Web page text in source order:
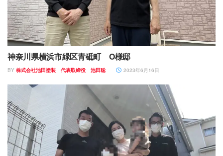
神奈川県横浜市緑区青砥町 O様邸
BY 株式会社池田塗装 代表取締役 池田聡 2023年6月16日